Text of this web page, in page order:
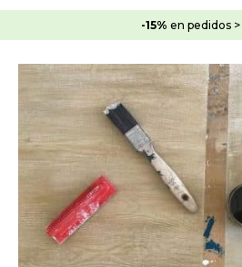
-20% en pedidos >